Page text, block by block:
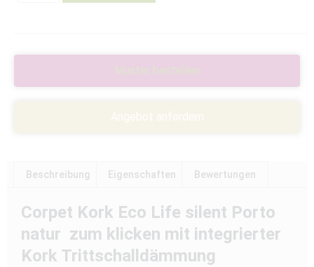
Beschreibung Eigenschaften Bewertungen
Corpet Kork Eco Life silent Porto
natur zum klicken mit integrierter
Kork Trittschalldämmung